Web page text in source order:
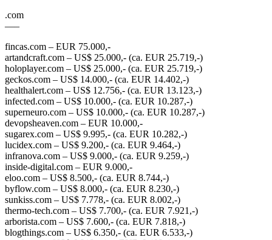
.com
—–
fincas.com – EUR 75.000,-
artandcraft.com – US$ 25.000,- (ca. EUR 25.719,-)
holoplayer.com – US$ 25.000,- (ca. EUR 25.719,-)
geckos.com – US$ 14.000,- (ca. EUR 14.402,-)
healthalert.com – US$ 12.756,- (ca. EUR 13.123,-)
infected.com – US$ 10.000,- (ca. EUR 10.287,-)
superneuro.com – US$ 10.000,- (ca. EUR 10.287,-)
devopsheaven.com – EUR 10.000,-
sugarex.com – US$ 9.995,- (ca. EUR 10.282,-)
lucidex.com – US$ 9.200,- (ca. EUR 9.464,-)
infranova.com – US$ 9.000,- (ca. EUR 9.259,-)
inside-digital.com – EUR 9.000,-
eloo.com – US$ 8.500,- (ca. EUR 8.744,-)
byflow.com – US$ 8.000,- (ca. EUR 8.230,-)
sunkiss.com – US$ 7.778,- (ca. EUR 8.002,-)
thermo-tech.com – US$ 7.700,- (ca. EUR 7.921,-)
arborista.com – US$ 7.600,- (ca. EUR 7.818,-)
blogthings.com – US$ 6.350,- (ca. EUR 6.533,-)